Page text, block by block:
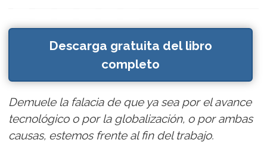
Descarga gratuita del libro
completo
Demuele la falacia de que ya sea por el avance
tecnológico o por la globalización, o por ambas
causas, estemos frente al fin del trabajo.